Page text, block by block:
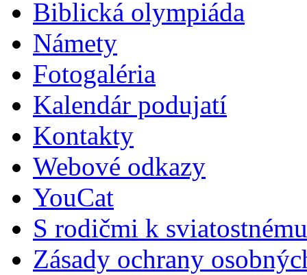
Biblická olympiáda
Námety
Fotogaléria
Kalendár podujatí
Kontakty
Webové odkazy
YouCat
S rodičmi k
Zásady ochrany